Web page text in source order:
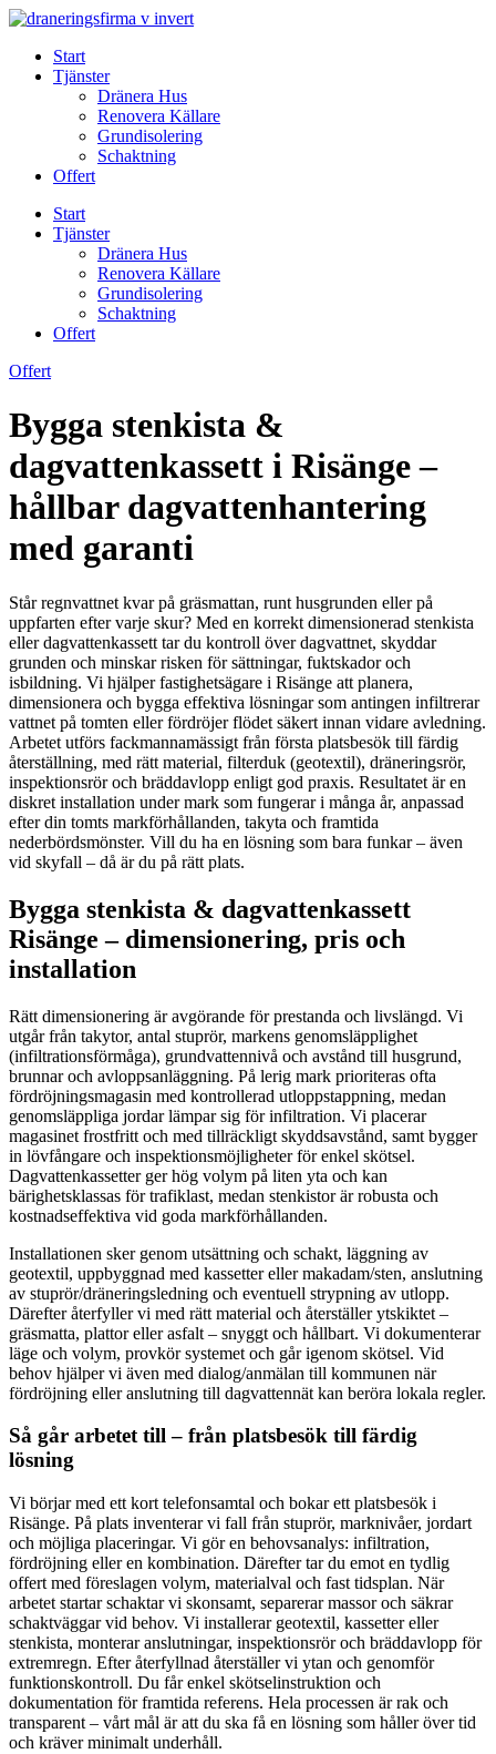
Skip
contentStart
Tjänster
Dränera Hus
Renovera Källare
Grundisolering
Schaktning
Offert
Start
Tjänster
Dränera Hus
Renovera Källare
Grundisolering
Schaktning
Offert
Offert
Bygga stenkista &
dagvattenkassett i Risänge –
hållbar dagvattenhantering
med garanti
Står regnvattnet kvar på gräsmattan, runt husgrunden eller på
uppfarten efter varje skur? Med en korrekt dimensionerad stenkista
eller dagvattenkassett tar du kontroll över dagvattnet, skyddar
grunden och minskar risken för sättningar, fuktskador och
isbildning. Vi hjälper fastighetsägare i Risänge att planera,
dimensionera och bygga effektiva lösningar som antingen infiltrerar
vattnet på tomten eller fördröjer flödet säkert innan vidare avledning.
Arbetet utförs fackmannamässigt från första platsbesök till färdig
återställning, med rätt material, filterduk (geotextil), dräneringsrör,
inspektionsrör och bräddavlopp enligt god praxis. Resultatet är en
diskret installation under mark som fungerar i många år, anpassad
efter din tomts markförhållanden, takyta och framtida
nederbördsmönster. Vill du ha en lösning som bara funkar – även
vid skyfall – då är du på rätt plats.
Bygga stenkista & dagvattenkassett
Risänge – dimensionering, pris och
installation
Rätt dimensionering är avgörande för prestanda och livslängd. Vi
utgår från takytor, antal stuprör, markens genomsläpplighet
(infiltrationsförmåga), grundvattennivå och avstånd till husgrund,
brunnar och avloppsanläggning. På lerig mark prioriteras ofta
fördröjningsmagasin med kontrollerad utloppstappning, medan
genomsläppliga jordar lämpar sig för infiltration. Vi placerar
magasinet frostfritt och med tillräckligt skyddsavstånd, samt bygger
in lövfångare och inspektionsmöjligheter för enkel skötsel.
Dagvattenkassetter ger hög volym på liten yta och kan
bärighetsklassas för trafiklast, medan stenkistor är robusta och
kostnadseffektiva vid goda markförhållanden.
Installationen sker genom utsättning och schakt, läggning av
geotextil, uppbyggnad med kassetter eller makadam/sten, anslutning
av stuprör/dräneringsledning och eventuell strypning av utlopp.
Därefter återfyller vi med rätt material och återställer ytskiktet –
gräsmatta, plattor eller asfalt – snyggt och hållbart. Vi dokumenterar
läge och volym, provkör systemet och går igenom skötsel. Vid
behov hjälper vi även med dialog/anmälan till kommunen när
fördröjning eller anslutning till dagvattennät kan beröra lokala regler.
Så går arbetet till – från platsbesök till färdig
lösning
Vi börjar med ett kort telefonsamtal och bokar ett platsbesök i
Risänge. På plats inventerar vi fall från stuprör, marknivåer, jordart
och möjliga placeringar. Vi gör en behovsanalys: infiltration,
fördröjning eller en kombination. Därefter tar du emot en tydlig
offert med föreslagen volym, materialval och fast tidsplan. När
arbetet startar schaktar vi skonsamt, separerar massor och säkrar
schaktväggar vid behov. Vi installerar geotextil, kassetter eller
stenkista, monterar anslutningar, inspektionsrör och bräddavlopp för
extremregn. Efter återfyllnad återställer vi ytan och genomför
funktionskontroll. Du får enkel skötselinstruktion och
dokumentation för framtida referens. Hela processen är rak och
transparent – vårt mål är att du ska få en lösning som håller över tid
och kräver minimalt underhåll.